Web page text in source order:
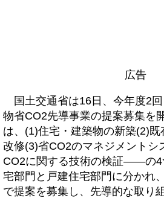
広告
国土交通省は16日、今年度2
物省CO2先導事業の提案募集を
は、(1)住宅・建築物の新築(2)
改修(3)省CO2のマネジメントシ
CO2に関する技術の検証――の4
宅部門と戸建住宅部門に分かれ
で提案を募集し、先導的な取り